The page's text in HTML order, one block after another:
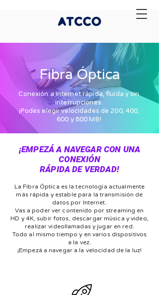
Fibra Óptica
Conexión a Internet rápida, fluida y sin
interrupciones.
¡Podés elegir velocidades de 200, 400,
600 y 800 MB!
¡EMPEZÁ A NAVEGAR CON UNA
CONEXIÓN
RÁPIDA DE VERDAD!
La Fibra Óptica es la tecnología actualmente
más rápida y estable para la transmisión de
datos por Internet.
Vas a poder ver contenido por streaming en
HD y 4K, subir fotos, descargar música y video,
realizar videollamadas y jugar en red.
Todo al mismo tiempo y en varios dispositivos
a la vez.
¡Empezá a navegar a la velocidad de la luz!